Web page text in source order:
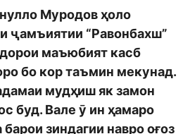
Муродов ҳоло
ҷамъиятии “Равонбахш”
маъюбият касб
бо кор таъмин мекунад.
мудҳиш як замон
буд. Вале ӯ ин ҳамаро
зиндагии навро оғоз